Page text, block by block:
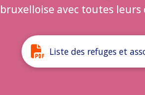
bruxelloise avec toutes leurs
Liste des refuges et